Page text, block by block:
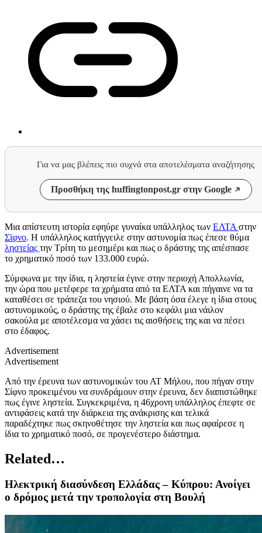
Για να μας βλέπεις πιο συχνά στα αποτελέσματα αναζήτησης
Προσθήκη της huffingtonpost.gr στην Google
Μια απίστευτη ιστορία εφηύρε γυναίκα υπάλληλος των ΕΛΤΑ στην
Σϊφνο. Η υπάλληλος κατήγγειλε στην αστυνομία πως έπεσε θύμα
ληστείας την Τρίτη το μεσημέρι και πως ο δράστης της απέσπασε
το χρηματικό ποσό των 133.000 ευρώ.
Σύμφωνα με την ίδια, η ληστεία έγινε στην περιοχή Απολλωνία,
την ώρα που μετέφερε τα χρήματα από τα ΕΛΤΑ και πήγαινε να τα
καταθέσει σε τράπεζα του νησιού. Με βάση όσα έλεγε η ίδια στους
αστυνομικούς, ο δράστης της έβαλε στο κεφάλι μια νάιλον
σακούλα με αποτέλεσμα να χάσει τις αισθήσεις της και να πέσει
στο έδαφος.
Advertisement
Advertisement
Από την έρευνα των αστυνομικών του ΑΤ Μήλου, που πήγαν στην
Σίφνο προκειμένου να συνδράμουν στην έρευνα, δεν διαπιστώθηκε
πως έγινε ληστεία. Συγκεκριμένα, η 46χρονη υπάλληλος έπεφτε σε
αντιφάσεις κατά την διάρκεια της ανάκρισης και τελικά
παραδέχτηκε πως σκηνοθέτησε την ληστεία και πως αφαίρεσε η
ίδια το χρηματικό ποσό, σε προγενέστερο διάστημα.
Related…
Ηλεκτρική διασύνδεση Ελλάδας – Κύπρου: Ανοίγει
ο δρόμος μετά την τροπολογία στη Βουλή